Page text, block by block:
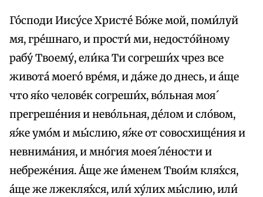
Го́споди Иису́се Христе́ Бо́же мой, поми́луй
мя, гре́шнаго, и прости́ ми, недосто́йному
рабу́ Твоему́, ели́ка Ти согреши́х чрез все
живота́ моего́ вре́мя, и да́же до днесь, и а́ще
что я́ко челове́к согреши́х, во́льная моя́
прегреше́ния и нево́льная, де́лом и сло́вом,
я́же умо́м и мы́слию, я́же от совосхище́ния и
невнима́ния, и мно́гия моея́ ле́ности и
небреже́ния. А́ще же и́менем Твои́м кля́хся,
а́ще же лжекля́хся, или́ ху́лих мы́слию, или́